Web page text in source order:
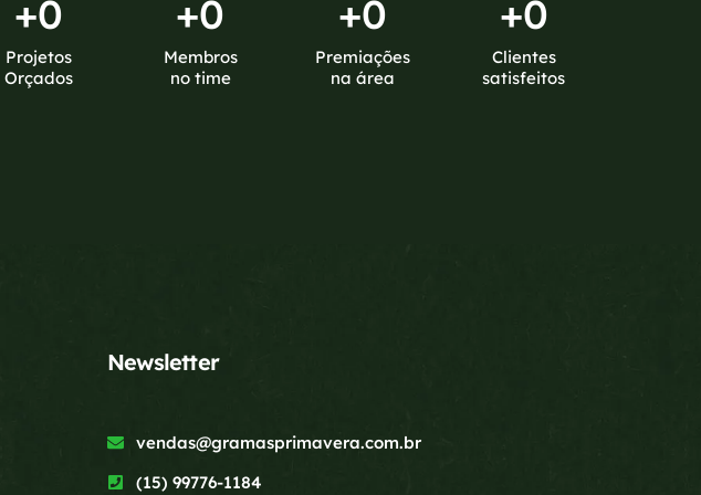
+0
Projetos
Orçados
+0
Membros
no time
+0
Premiações
na área
+0
Clientes
satisfeitos
Newsletter
vendas@gramasprimavera.com.br
(15) 99776-1184